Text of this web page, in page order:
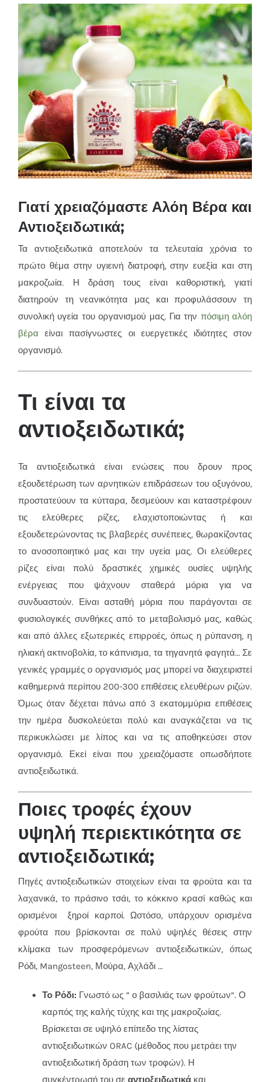
View
Larger
Image
Γιατί χρειαζόμαστε Αλόη Βέρα και
Αντιοξειδωτικά;
Τα αντιοξειδωτικά αποτελούν τα τελευταία χρόνια το
πρώτο θέμα στην υγιεινή διατροφή, στην ευεξία και στη
μακροζωία. Η δράση τους είναι καθοριστική, γιατί
διατηρούν τη νεανικότητα μας και προφυλάσσουν τη
συνολική υγεία του οργανισμού μας. Για την πόσιμη αλόη
βέρα είναι πασίγνωστες οι ευεργετικές ιδιότητες στον
οργανισμό.
Τι είναι τα
αντιοξειδωτικά;
Τα αντιοξειδωτικά είναι ενώσεις που δρουν προς
εξουδετέρωση των αρνητικών επιδράσεων του οξυγόνου,
προστατεύουν τα κύτταρα, δεσμεύουν και καταστρέφουν
τις ελεύθερες ρίζες, ελαχιστοποιώντας ή και
εξουδετερώνοντας τις βλαβερές συνέπειες, θωρακίζοντας
το ανοσοποιητικό μας και την υγεία μας. Οι ελεύθερες
ρίζες είναι πολύ δραστικές χημικές ουσίες υψηλής
ενέργειας που ψάχνουν σταθερά μόρια για να
συνδυαστούν. Είναι ασταθή μόρια που παράγονται σε
φυσιολογικές συνθήκες από το μεταβολισμό μας, καθώς
και από άλλες εξωτερικές επιρροές, όπως η ρύπανση, η
ηλιακή ακτινοβολία, το κάπνισμα, τα τηγανητά φαγητά… Σε
γενικές γραμμές ο οργανισμός μας μπορεί να διαχειριστεί
καθημερινά περίπου 200-300 επιθέσεις ελευθέρων ριζών.
Όμως όταν δέχεται πάνω από 3 εκατομμύρια επιθέσεις
την ημέρα δυσκολεύεται πολύ και αναγκάζεται να τις
περικυκλώσει με λίπος και να τις αποθηκεύσει στον
οργανισμό. Εκεί είναι που χρειαζόμαστε οπωσδήποτε
αντιοξειδωτικά.
Ποιες τροφές έχουν
υψηλή περιεκτικότητα σε
αντιοξειδωτικά;
Πηγές αντιοξειδωτικών στοιχείων είναι τα φρούτα και τα
λαχανικά, το πράσινο τσάι, το κόκκινο κρασί καθώς και
ορισμένοι ξηροί καρποί. Ωστόσο, υπάρχουν ορισμένα
φρούτα που βρίσκονται σε πολύ υψηλές θέσεις στην
κλίμακα των προσφερόμενων αντιοξειδωτικών, όπως
Ρόδι, Mangosteen, Μούρα, Αχλάδι …
Το Ρόδι: Γνωστό ως ” ο βασιλιάς των φρούτων”. Ο
καρπός της καλής τύχης και της μακροζωίας.
Βρίσκεται σε υψηλό επίπεδο της λίστας
αντιοξειδωτικών ORAC (μέθοδος που μετράει την
αντιοξειδωτική δράση των τροφών). Η
συγκέντρωσή του σε αντιοξειδωτικά και